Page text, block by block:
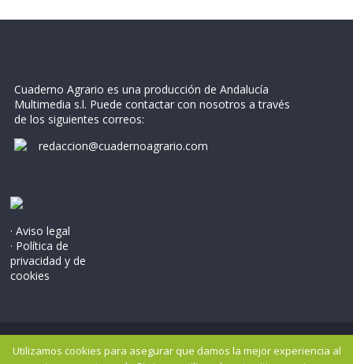
Cuaderno Agrario es una producción de Andalucía
Multimedia s.l. Puede contactar con nosotros a través
de los siguientes correos:
redaccion@cuadernoagrario.com
· Aviso legal
· Política de
privacidad y de
cookies
Copyright © 2026Cuaderno Agrario. Todos los derechos
reservados..
Utilizamos cookies para asegurar que damos la mejor experiencia al